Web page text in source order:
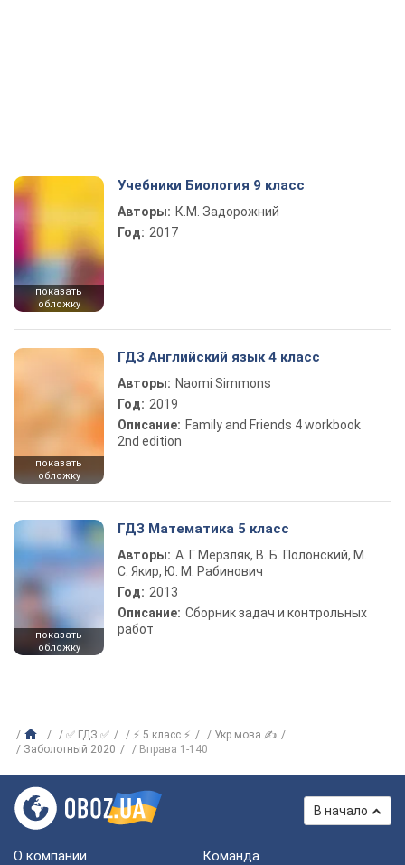
показать
обложку
Учебники Биология 9 класс
Авторы: К.М. Задорожний
Год: 2017
показать
обложку
ГДЗ Английский язык 4 класс
Авторы: Naomi Simmons
Год: 2019
Описание: Family and Friends 4 workbook
2nd edition
показать
обложку
ГДЗ Математика 5 класс
Авторы: А. Г. Мерзляк, В. Б. Полонский, М.
С. Якир, Ю. М. Рабинович
Год: 2013
Описание: Сборник задач и контрольных
работ
✅ ГДЗ ✅ ⚡ 5 класс ⚡
Укр мова ✍
Заболотный 2020
Вправа 1-140
В начало
О компании Команда